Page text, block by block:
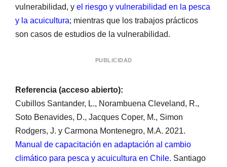
vulnerabilidad, y el riesgo y vulnerabilidad en la pesca
y la acuicultura; mientras que los trabajos prácticos
son casos de estudios de la vulnerabilidad.
PUBLICIDAD
Referencia (acceso abierto):
Cubillos Santander, L., Norambuena Cleveland, R.,
Soto Benavides, D., Jacques Coper, M., Simon
Rodgers, J. y Carmona Montenegro, M.A. 2021.
Manual de capacitación en adaptación al cambio
climático para pesca y acuicultura en Chile. Santiago